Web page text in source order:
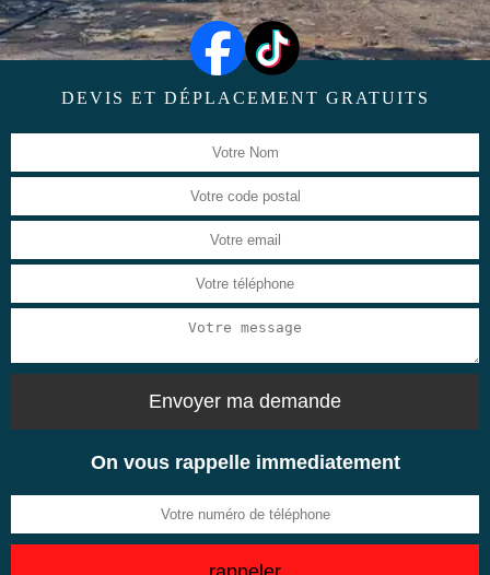
DEVIS ET DÉPLACEMENT GRATUITS
On vous rappelle immediatement